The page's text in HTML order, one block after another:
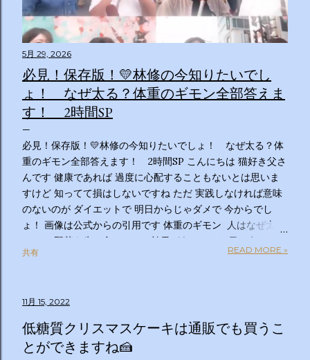
5月 29, 2026
必見！保存版！💛林修の今知りたいでし
ょ！ なぜ太る？体重のギモン全部答えま
す！ 2時間SP
必見！保存版！💛林修の今知りたいでしょ！ なぜ太る？体
重のギモン全部答えます！ 2時間SP こんにちは 猫好き父さ
んです 健康であれば 過度に心配することもないとは思いま
すけど 知ってて損はしないですね ただ 実践しなければ意味
のないのが ダイエットで 明日からじゃダメで 今からでし
ょ！ 画像は公式からの引用です 体重のギモン 人はなぜ太る
のか？ 野菜を先に食べるのは効果があるの？１日２食と３
食、どっちが太らない？「太りやすい人」と「太りにくい
腹、どうすれば凹む？「フェイスライン」はすっきりさせら
れる？ラクして太りにくい体になる方法は？私の理想体重っ
て何キロ？体重のギモン全部答えます！２時間ＳＰ ◇出演
者 【ＭＣ】林修 【副担任】斎藤ちはる（テレビ朝日アナ
共有 READ MORE »
11月 15, 2022
低糖質クリスマスケーキは通販でも買うこ
とができますね🍰